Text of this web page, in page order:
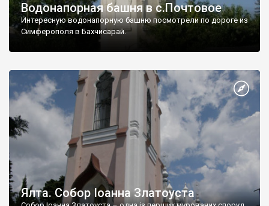
Водонапорная башня в с.Почтовое
Интересную водонапорную башню посмотрели по дороге из
Симферополя в Бахчисарай.
Ялта. Собор Іоанна Златоуста